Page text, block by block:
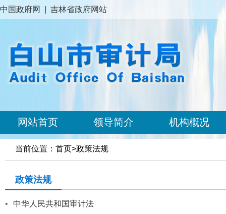
中国政府网 吉林省政府网站
网站首页 领导简介 机构概况
当前位置： 首页>政策法规
政策法规
•
中华人民共和国审计法